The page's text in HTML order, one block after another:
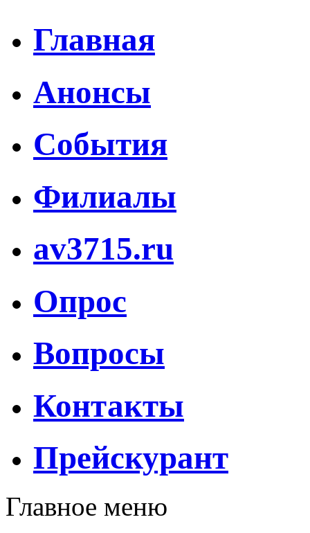
Главная
Анонсы
События
Филиалы
av3715.ru
Опрос
Вопросы
Контакты
Прейскурант
Главное меню